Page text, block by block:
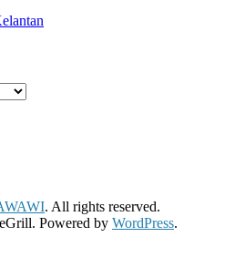
. All rights reserved.
Powered by WordPress.